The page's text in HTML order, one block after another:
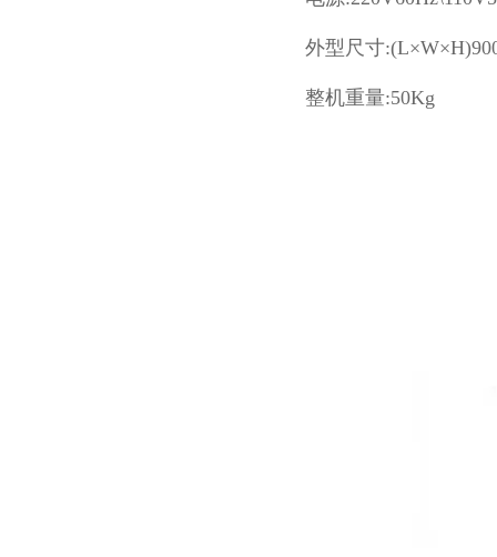
外型尺寸
整机重量:50Kg